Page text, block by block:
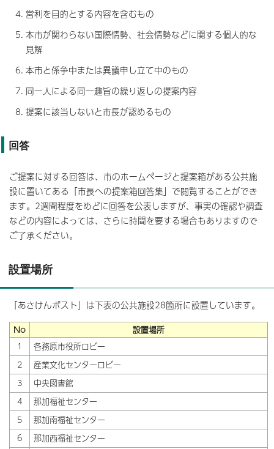
営利を目的とする内容を含むもの
本市が関わらない国際情勢、社会情勢などに関する個人的な
見解
本市と係争中または異議申し立て中のもの
同一人による同一趣旨の繰り返しの提案内容
提案に該当しないと市長が認めるもの
回答
ご提案に対する回答は、市のホームページと提案箱がある公共施
設に置いてある「市長への提案箱回答集」で閲覧することができ
ます。2週間程度をめどに回答を公表しますが、事実の確認や調査
などの内容によっては、さらに時間を要する場合もありますので
ご了承ください。
設置場所
「あさけんポスト」は下表の公共施設28箇所に設置しています。
No
設置場所
1
各務原市役所ロビー
2
産業文化センターロビー
3
中央図書館
4
那加福祉センター
5
那加南福祉センター
6
那加西福祉センター